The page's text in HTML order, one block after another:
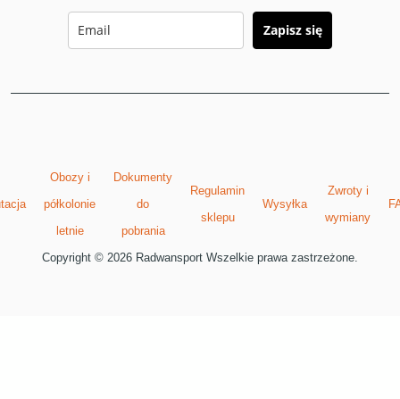
Zapisz się
Obozy i
półkolonie
letnie
Dokumenty
do
pobrania
Regulamin
sklepu
Wysyłka
Zwroty i
wymiany
Copyright © 2026 Radwansport Wszelkie prawa zastrzeżone.